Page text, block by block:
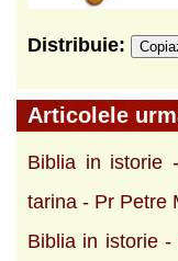
Distribuie:
Articolele
Biblia in istorie
tarina - Pr Petre
Biblia in istorie